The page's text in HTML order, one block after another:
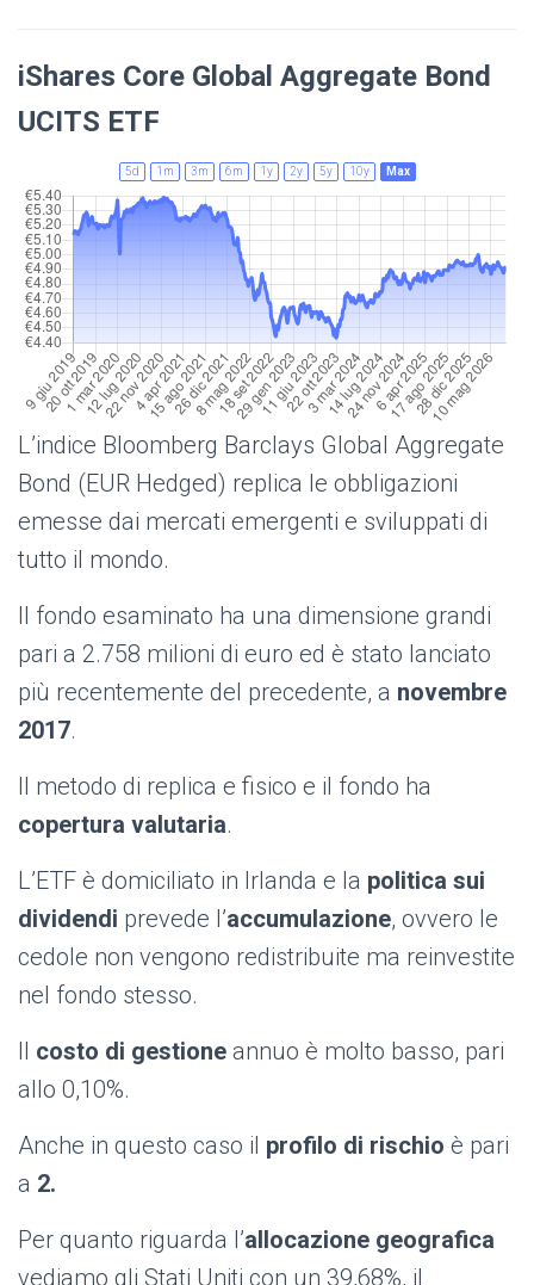
iShares Core Global Aggregate Bond
UCITS ETF
5d 1m 3m 6m 1y 2y 5y 10y Max
L’indice Bloomberg Barclays Global Aggregate
Bond (EUR Hedged) replica le obbligazioni
emesse dai mercati emergenti e sviluppati di
tutto il mondo.
Il fondo esaminato ha una dimensione grandi
pari a 2.758 milioni di euro ed è stato lanciato
più recentemente del precedente, a novembre
2017.
Il metodo di replica e fisico e il fondo ha
copertura valutaria.
L’ETF è domiciliato in Irlanda e la politica sui
dividendi prevede l’accumulazione, ovvero le
cedole non vengono redistribuite ma reinvestite
nel fondo stesso.
Il costo di gestione annuo è molto basso, pari
allo 0,10%.
Anche in questo caso il profilo di rischio è pari
a 2.
Per quanto riguarda l’allocazione geografica
vediamo gli Stati Uniti con un 39,68%, il